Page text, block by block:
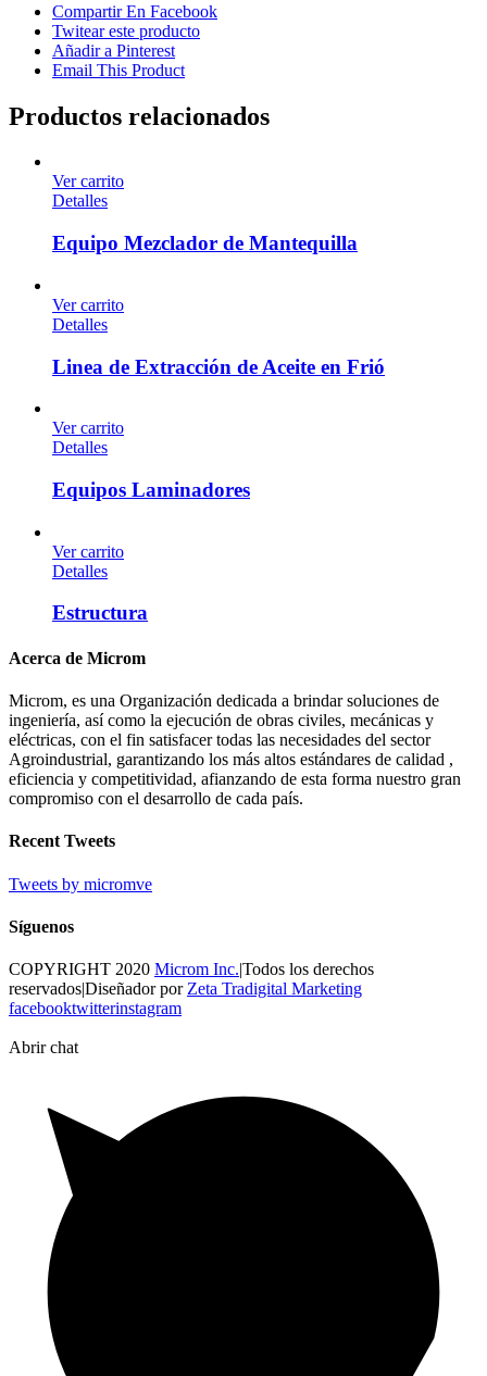
Compartir En Facebook
Twitear este producto
Añadir a Pinterest
Email This Product
Productos relacionados
Ver carrito
Detalles
Equipo Mezclador de Mantequilla
Ver carrito
Detalles
Linea de Extracción de Aceite en Frió
Ver carrito
Detalles
Equipos Laminadores
Ver carrito
Detalles
Estructura
Acerca de Microm
Microm, es una Organización dedicada a brindar soluciones de
ingeniería, así como la ejecución de obras civiles, mecánicas y
eléctricas, con el fin satisfacer todas las necesidades del sector
Agroindustrial, garantizando los más altos estándares de calidad ,
eficiencia y competitividad, afianzando de esta forma nuestro gran
compromiso con el desarrollo de cada país.
Recent Tweets
Tweets by micromve
Síguenos
COPYRIGHT 2020 Microm Inc.|Todos los derechos
reservados|Diseñador por Zeta Tradigital Marketing
facebooktwitterinstagram
Abrir chat